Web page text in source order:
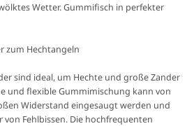
Wetter. Gummifisch in perfekter
zum Hechtangeln
sind ideal, um Hechte und große Zander
und flexible Gummimischung kann von
Widerstand eingesaugt werden und
Fehlbissen. Die hochfrequenten